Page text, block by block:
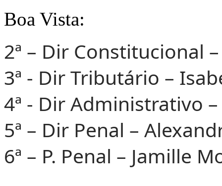
Boa Vista:
2ª – Dir Constitucional
3ª - Dir Tributário –
4ª - Dir Administrativo
5ª – Dir Penal –
6ª – P. Penal – Jamille